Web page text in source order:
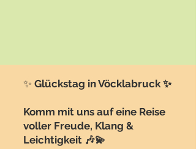
✨ Glückstag in Vöcklabruck ✨
Komm mit uns auf eine Reise
voller Freude, Klang &
Leichtigkeit 🎶💫